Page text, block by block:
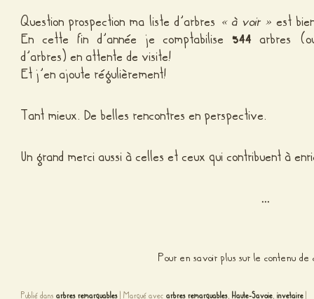
Question prospection ma liste d’arbres « à voir » est
En cette fin d’année je comptabilise544 arbres
d’arbres) en attente de visite!
Et j’en ajoute régulièrement!
Tant mieux. De belles rencontres en perspective.
Un grand merci aussi à celles et ceux qui contribuent à
…
Pour en savoir plus sur le contenu
Publié dans arbres remarquables Marqué avec arbres remarquables, Haute-Savoie, invetaire